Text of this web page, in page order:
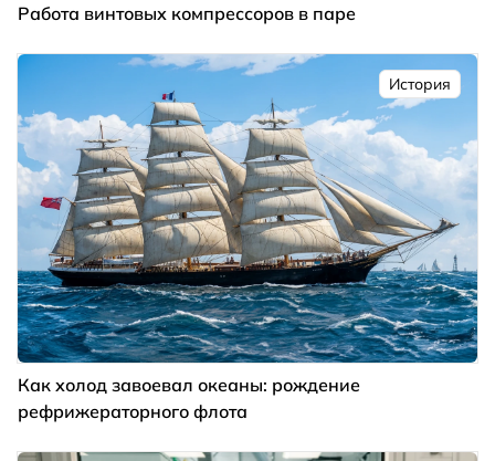
Работа винтовых компрессоров в паре
История
Как холод завоевал океаны: рождение
рефрижераторного флота